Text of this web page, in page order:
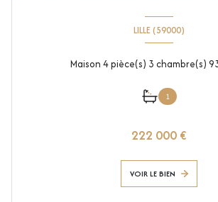
LILLE (59000)
1
222 000 €
VOIR LE BIEN